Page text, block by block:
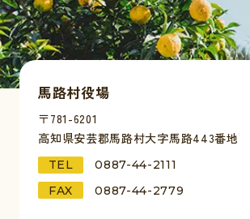
馬路村役場
〒781-6201
高知県安芸郡馬路村大字馬路443番地
TEL
0887-44-2111
FAX
0887-44-2779